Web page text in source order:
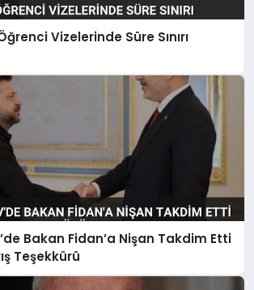
Vizelerinde Süre Sınırı
Bakan Fidan’a Nişan Takdim Etti
Teşekkürü